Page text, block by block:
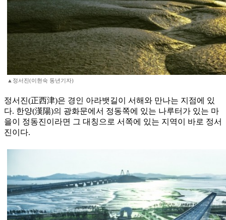
▲정서진(이현숙 동년기자)
정서진(正西津)은 경인 아라뱃길이 서해와 만나는 지점에 있
다. 한양(漢陽)의 광화문에서 정동쪽에 있는 나루터가 있는 마
을이 정동진이라면 그 대칭으로 서쪽에 있는 지역이 바로 정서
진이다.